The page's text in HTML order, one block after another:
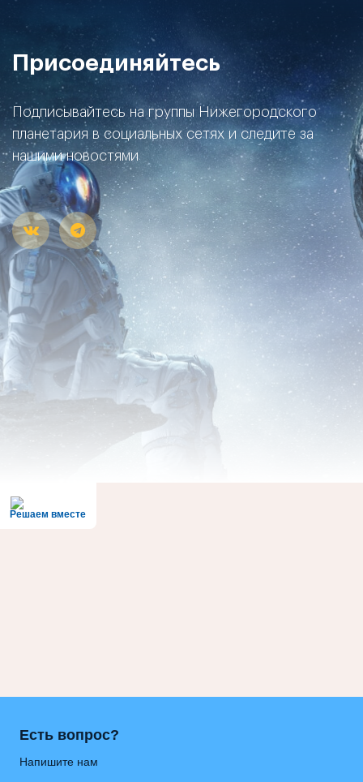
Присоединяйтесь
Подписывайтесь на группы Нижегородского
планетария в социальных сетях и следите за
нашими новостями
Решаем вместе
Есть вопрос?
Напишите нам